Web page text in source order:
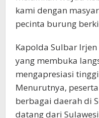
kami dengan
pecinta burung
Kapolda Sulbar
yang membuka
mengapresiasi
Menurutnya,
berbagai daerah di
datang dari